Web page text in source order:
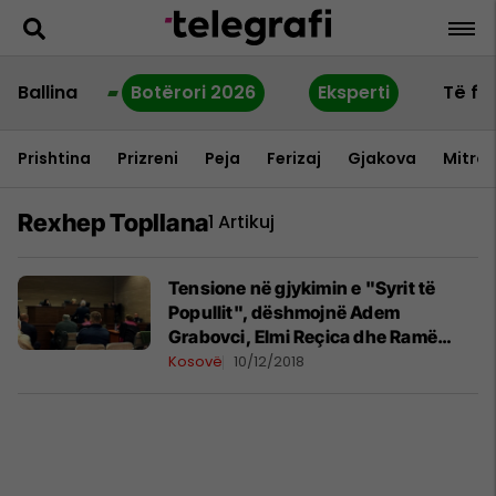
Ballina Botërori 2026 Eksperti Të
Prishtina Prizreni Peja Ferizaj Gjakova
Rexhep Topllana1 Artikuj
Tensione në gjykimin e "Syrit të
Popullit", dëshmojnë Adem
Grabovci, Elmi Reçica dhe Ramë
Maraj
Kosovë 10/12/2018